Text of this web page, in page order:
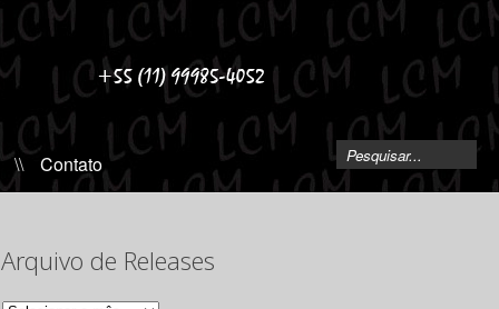
\\ Contato
Arquivo de Releases